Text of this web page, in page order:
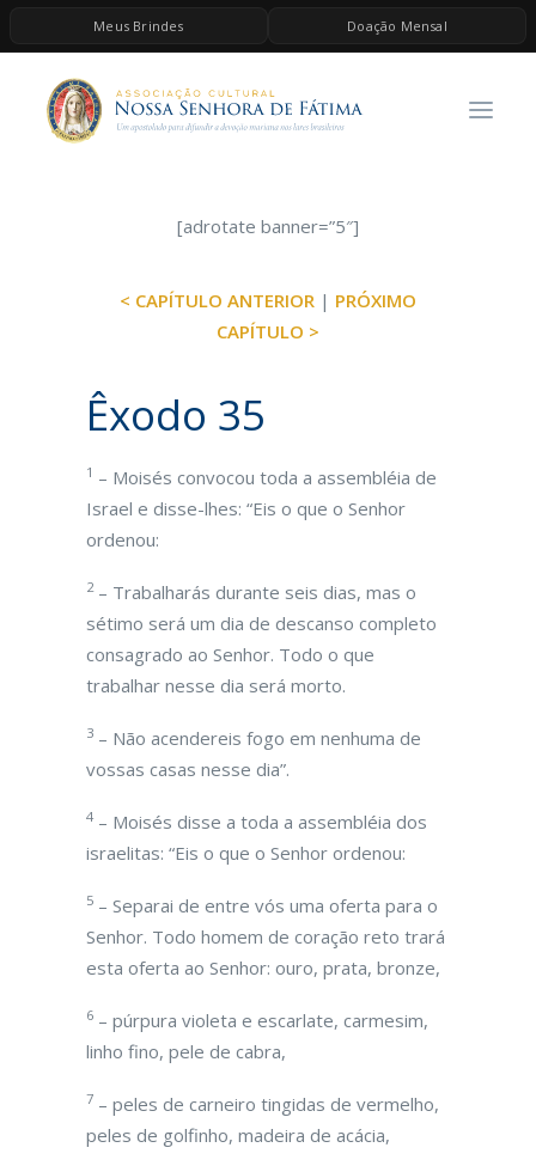
Meus Brindes Doação Mensal
HOME
A ASSOCIAÇÃO
ESPIRITUALIDADE
BRINDES
[adrotate banner=”5″]
< CAPÍTULO ANTERIOR | PRÓXIMO
CAPÍTULO >
Êxodo 35
1 – Moisés convocou toda a assembléia de
Israel e disse-lhes: “Eis o que o Senhor
ordenou:
2– Trabalharás durante seis dias, mas o
sétimo será um dia de descanso completo
consagrado ao Senhor. Todo o que
trabalhar nesse dia será morto.
3 – Não acendereis fogo em nenhuma de
vossas casas nesse dia”.
4 – Moisés disse a toda a assembléia dos
israelitas: “Eis o que o Senhor ordenou:
5 – Separai de entre vós uma oferta para o
Senhor. Todo homem de coração reto trará
esta oferta ao Senhor: ouro, prata, bronze,
6 – púrpura violeta e escarlate, carmesim,
linho fino, pele de cabra,
7 – peles de carneiro tingidas de vermelho,
peles de golfinho, madeira de acácia,